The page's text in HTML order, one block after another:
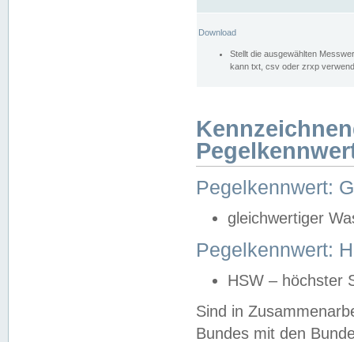
Download
Stellt die ausgewählten
kann txt, csv oder zrxp
Pegelkennwert:
gleichwertiger
Pegelkennwert:
HSW – höchster
Sind in
Bundes mit den